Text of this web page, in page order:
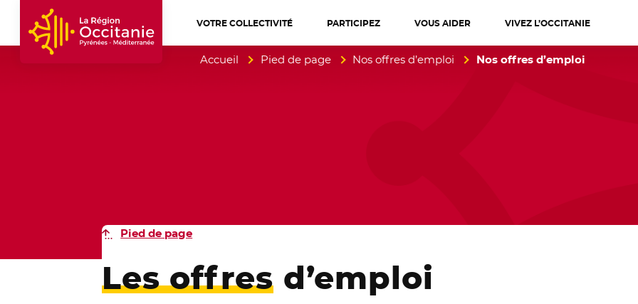
Accueil Région Occitanie / Pyrénées-Méditerranée
VOTRE COLLECTIVITÉ PARTICIPEZ VOUS AIDER VIVEZ L’OCCITANIE
Accueil Pied de page Nos offres d’emploi Nos offres d’emploi
Pied de page
Les offresd’emploi